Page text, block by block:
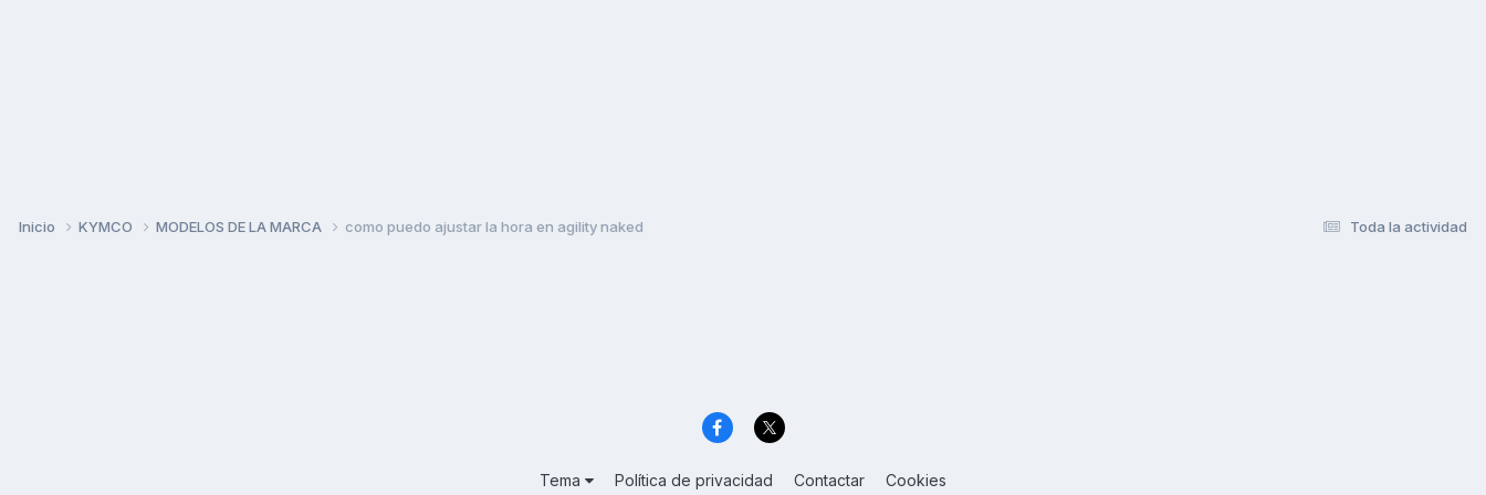
Toda la actividad
Inicio KYMCO MODELOS DE LA MARCA como puedo ajustar la hora en agility naked
Tema Política de privacidad Contactar Cookies